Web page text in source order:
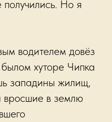
получились. Но я
водителем довёз
хуторе Чипка
западины жилищ,
в землю